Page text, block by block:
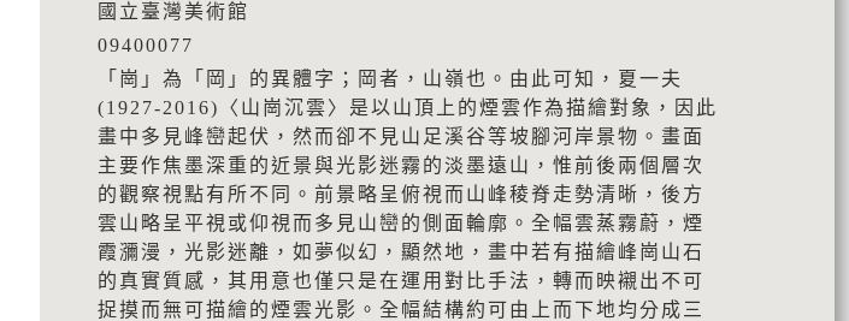
國立臺灣美術館
09400077
「崗」為「岡」的異體字；岡者，山嶺也。由此可知，夏一夫
(1927-2016)〈山崗沉雲〉是以山頂上的煙雲作為描繪對象，因此
畫中多見峰巒起伏，然而卻不見山足溪谷等坡腳河岸景物。畫面
主要作焦墨深重的近景與光影迷霧的淡墨遠山，惟前後兩個層次
的觀察視點有所不同。前景略呈俯視而山峰稜脊走勢清晰，後方
雲山略呈平視或仰視而多見山巒的側面輪廓。全幅雲蒸霧蔚，煙
霞瀰漫，光影迷離，如夢似幻，顯然地，畫中若有描繪峰崗山石
的真實質感，其用意也僅只是在運用對比手法，轉而映襯出不可
捉摸而無可描繪的煙雲光影。全幅結構約可由上而下地均分成三